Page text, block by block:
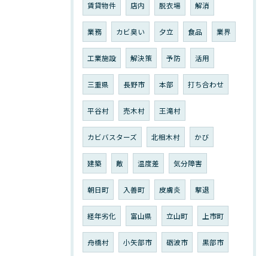
賃貸物件 店内 脱衣場 解消
業務 カビ臭い 夕立 食品 業界
工業施設 解決策 予防 活用
三重県 長野市 本部 打ち合わせ
平谷村 売木村 王滝村
カビバスターズ 北相木村 かび
建築 敵 温度差 気分障害
朝日町 入善町 皮膚炎 撃退
経年劣化 富山県 立山町 上市町
舟橋村 小矢部市 砺波市 黒部市